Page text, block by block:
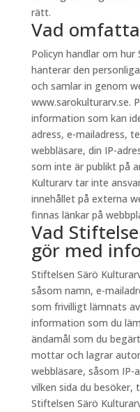
rätt.
Vad
Policyn handlar om
hanterar den
och samlar in genom
www.sarokulturarv.se.
information som kan
adress, e-mailadress,
webbläsare, din IP-
som inte är publikt på
Kulturarv tar inte
innehållet på externa
finnas länkar på
Vad
gör med
Stiftelsen Särö
såsom namn, e-
som frivilligt lämnats
information som du
ändamål som du
mottar och lagrar
webbläsare, såsom
vilken sida du besöker,
Stiftelsen Särö